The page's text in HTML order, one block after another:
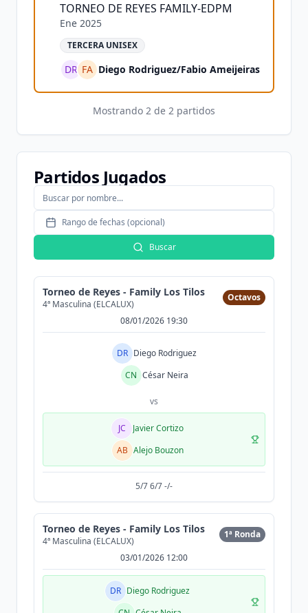
TORNEO DE REYES FAMILY-EDPM
Ene 2025
TERCERA UNISEX
DR FA Diego Rodriguez/Fabio Ameijeiras
Mostrando 2 de 2 partidos
Partidos Jugados
Rango de fechas (opcional)
Buscar
Torneo de Reyes - Family Los Tilos
4ª Masculina (ELCALUX)
Octavos
08/01/2026 19:30
DR Diego Rodriguez
CN César Neira
vs
JC
Javier Cortizo
AB Alejo Bouzon
5/7 6/7 -/-
Torneo de Reyes - Family Los Tilos
4ª Masculina (ELCALUX)
1ª Ronda
03/01/2026 12:00
DR Diego Rodriguez